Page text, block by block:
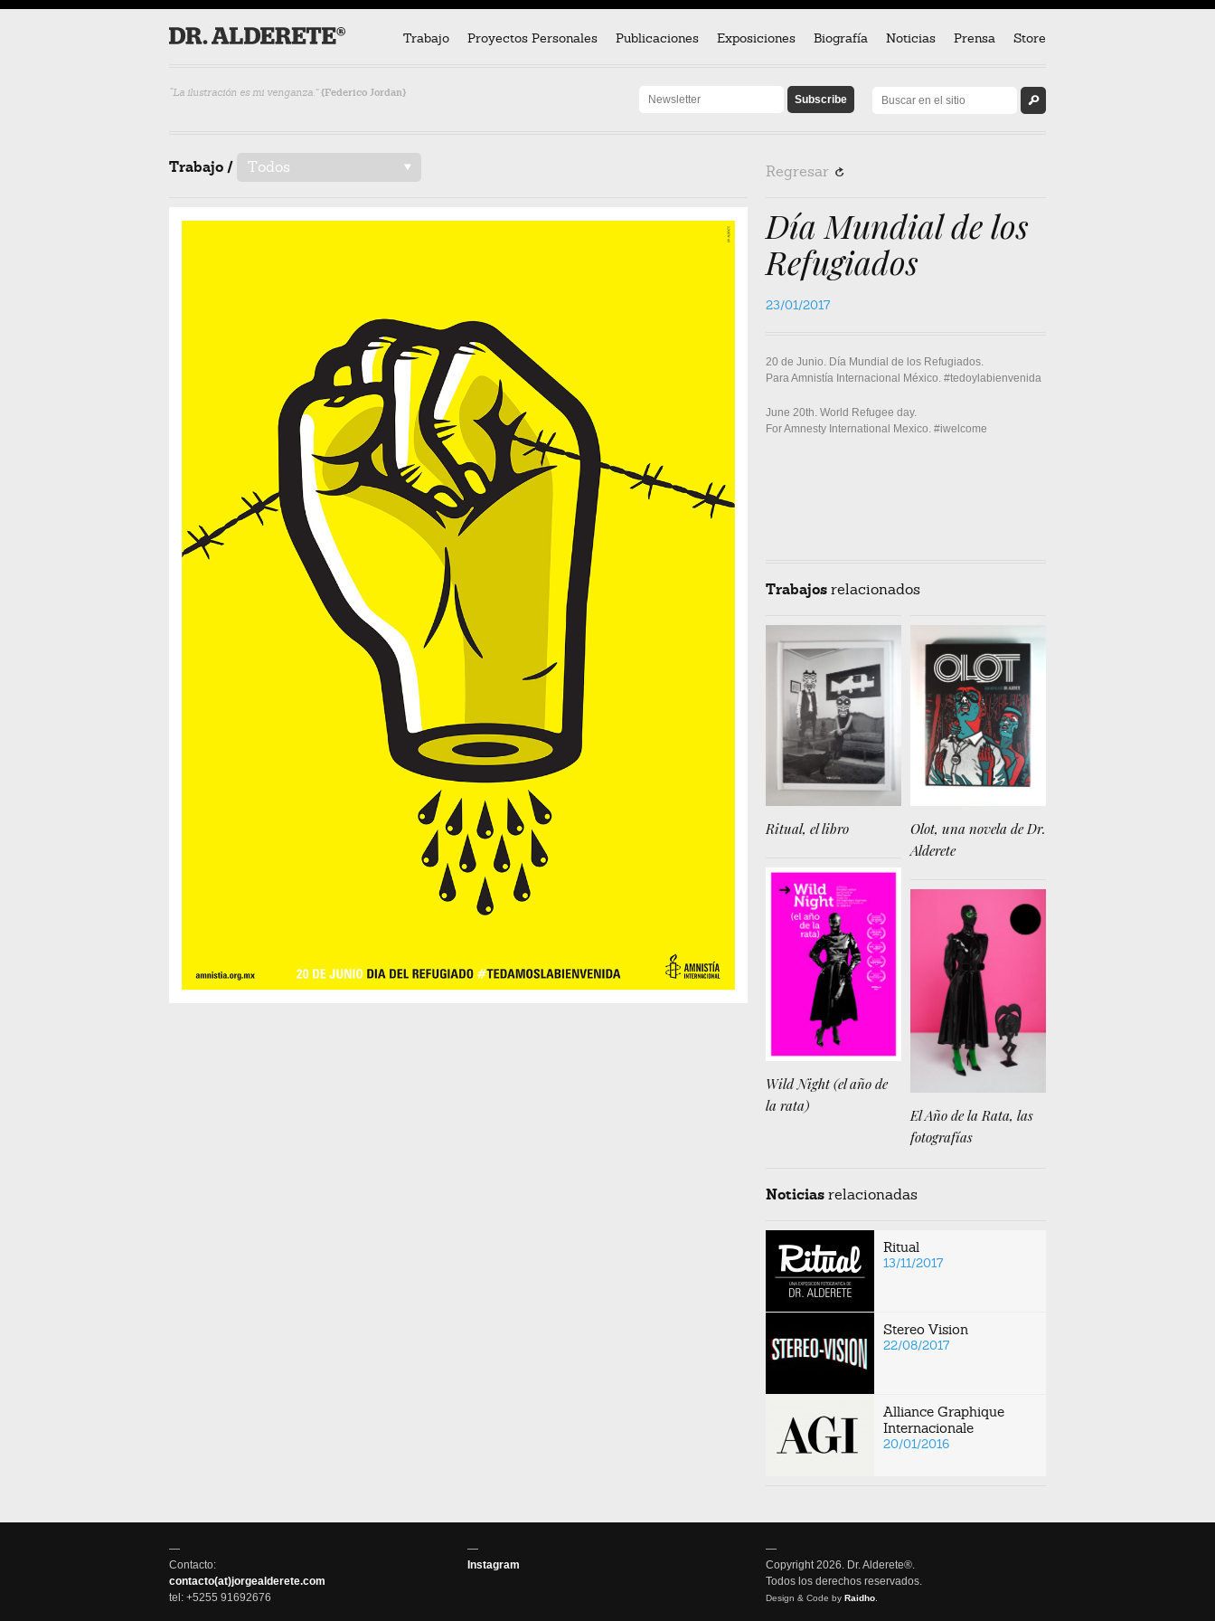
Trabajo Proyectos Personales Publicaciones Exposiciones Biografía Noticias Prensa Store
“La ilustración es mi venganza.”{Federico Jordan}
Trabajo / /
Todos Regresar R
Día Mundial de los
Refugiados
23/01/2017
20 de Junio. Día Mundial de los Refugiados.
Para Amnistía Internacional México. #tedoylabienvenida
June 20th. World Refugee day.
For Amnesty International Mexico. #iwelcome
Trabajosrelacionados
Ritual, el libro
Olot, una novela de Dr.
Alderete
Wild Night (el año de
la rata)
El Año de la Rata, las
fotografías
Noticiasrelacionadas
Ritual
13/11/2017
Stereo Vision
22/08/2017
Alliance Graphique
Internacionale
20/01/2016
—
Copyright 2026. Dr. Alderete®.
Todos los derechos reservados.
Design & Code by Raidho
—
Contacto:
contacto(at)jorgealderete.com
tel: +5255 91692676
—
Instagram